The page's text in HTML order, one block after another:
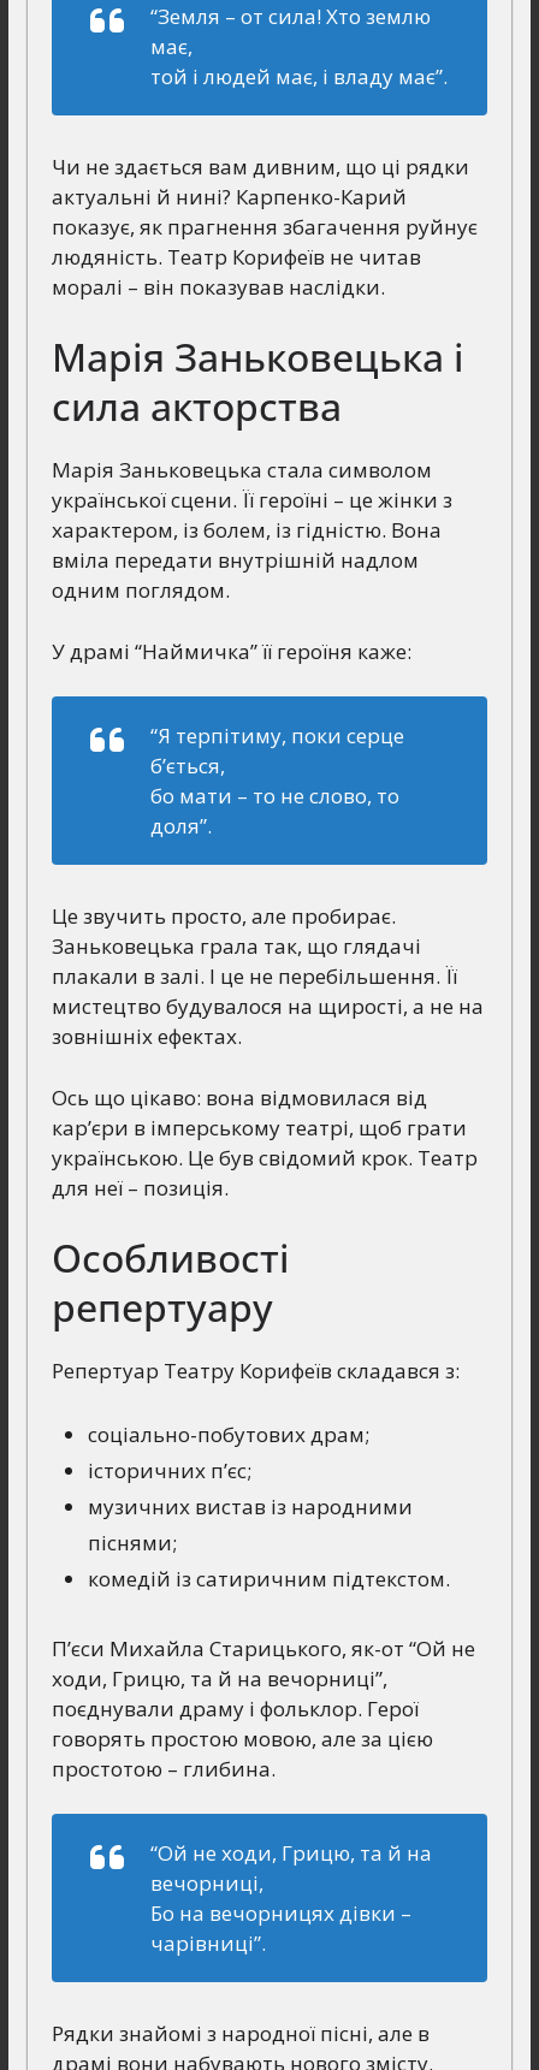
“Земля – от сила! Хто землю
має,
той і людей має, і владу має”.
Чи не здається вам дивним, що ці рядки
актуальні й нині? Карпенко-Карий
показує, як прагнення збагачення руйнує
людяність. Театр Корифеїв не читав
моралі – він показував наслідки.
Марія Заньковецька і
сила акторства
Марія Заньковецька стала символом
української сцени. Її героїні – це жінки з
характером, із болем, із гідністю. Вона
вміла передати внутрішній надлом
одним поглядом.
У драмі “Наймичка” її героїня каже:
“Я терпітиму, поки серце
б’ється,
бо мати – то не слово, то
доля”.
Це звучить просто, але пробирає.
Заньковецька грала так, що глядачі
плакали в залі. І це не перебільшення. Її
мистецтво будувалося на щирості, а не на
зовнішніх ефектах.
Ось що цікаво: вона відмовилася від
кар’єри в імперському театрі, щоб грати
українською. Це був свідомий крок. Театр
для неї – позиція.
Особливості
репертуару
Репертуар Театру Корифеїв складався з:
соціально-побутових драм;
історичних п’єс;
музичних вистав із народними
піснями;
комедій із сатиричним підтекстом.
П’єси Михайла Старицького, як-от “Ой не
ходи, Грицю, та й на вечорниці”,
поєднували драму і фольклор. Герої
говорять простою мовою, але за цією
простотою – глибина.
“Ой не ходи, Грицю, та й на
вечорниці,
Бо на вечорницях дівки –
чарівниці”.
Рядки знайомі з народної пісні, але в
драмі вони набувають нового змісту.